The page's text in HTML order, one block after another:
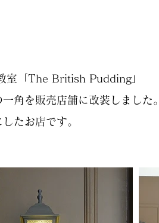
室「The British Pudding」
角を販売店舗に改装しました。
たお店です。